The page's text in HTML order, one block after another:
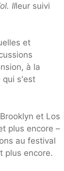
IIleur suivi
et
à la
qui s'est
et Los
plus encore –
au festival
plus encore.